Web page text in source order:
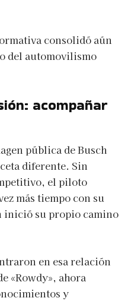
consolidó aún
del automovilismo
acompañar
pública de Busch
diferente. Sin
el piloto
más tiempo con su
inició su propio camino
en esa relación
«Rowdy», ahora
y